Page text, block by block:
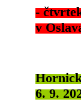
-
v
6. 9.